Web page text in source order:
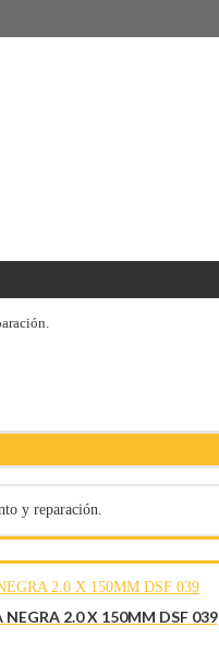
y reparación.
NEGRA 2.0 X 150MM DSF 039